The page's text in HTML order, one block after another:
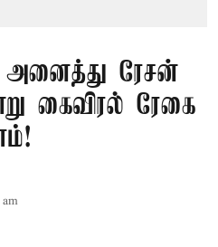
அனைத்து ரேசன்
கைவிரல் ரேகை